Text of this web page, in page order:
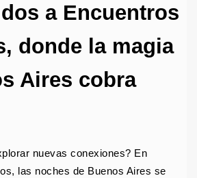
a Encuentros
donde la magia
Aires cobra
nuevas conexiones? En
las noches de Buenos Aires se